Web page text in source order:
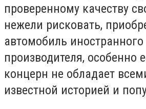
проверенному качеству
нежели рисковать,
автомобиль иностранного
производителя, особенно
концерн не обладает
известной историей и